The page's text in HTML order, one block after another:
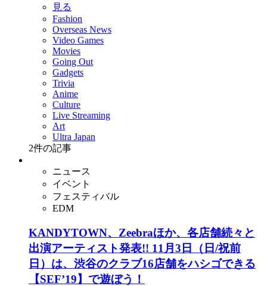
見る
Fashion
Overseas News
Video Games
Movies
Going Out
Gadgets
Trivia
Anime
Culture
Live Streaming
Art
Ultra Japan
2件の記事
ニュース
イベント
フェスティバル
EDM
KANDYTOWN、Zeebraほか、各店舗続々と
出演アーティスト発表!! 11月3日（日/祝前
日）は、渋谷のクラブ16店舗をハシゴできる
【SEF’19】で遊ぼう！